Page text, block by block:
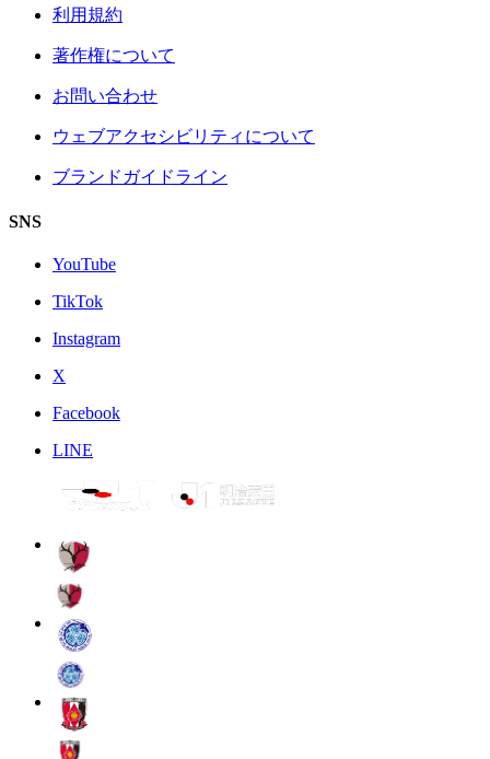
利用規約
著作権について
お問い合わせ
ウェブアクセシビリティについて
ブランドガイドライン
SNS
YouTube
TikTok
Instagram
X
Facebook
LINE